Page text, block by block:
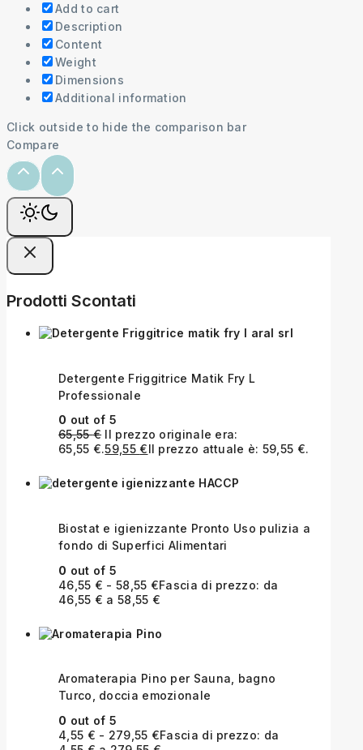
Add to cart
Description
Content
Weight
Dimensions
Additional information
Click outside to hide the comparison bar
Compare
Prodotti Scontati
Detergente Friggitrice Matik Fry L
Professionale
0 out of 5
65,55€ Il prezzo originale era:
65,55 €.59,55 €Il prezzo attuale è: 59,55 €.
Biostat e igienizzante Pronto Uso pulizia a
fondo di Superfici Alimentari
0 out of 5
46,55 € - 58,55 €Fascia di prezzo: da
46,55 € a 58,55 €
Aromaterapia Pino per Sauna, bagno
Turco, doccia emozionale
0 out of 5
4,55 € - 279,55 €Fascia di prezzo: da